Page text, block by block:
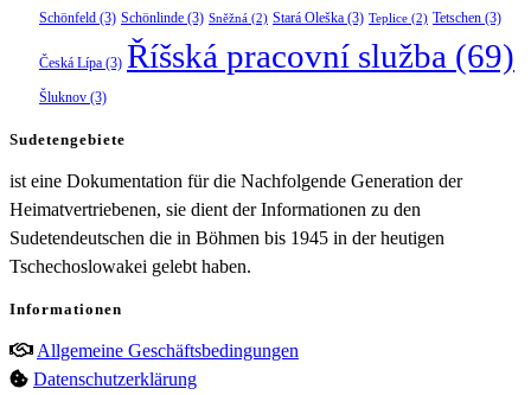
Schönfeld (3) Schönlinde (3) Sněžná (2) Stará Oleška (3) Teplice (2) Tetschen (3)
Česká Lípa (3) Říšská pracovní služba (69)
Šluknov (3)
Sudetengebiete
ist eine Dokumentation für die Nachfolgende Generation der
Heimatvertriebenen, sie dient der Informationen zu den
Sudetendeutschen die in Böhmen bis 1945 in der heutigen
Tschechoslowakei gelebt haben.
Informationen
Allgemeine Geschäftsbedingungen
Datenschutzerklärung